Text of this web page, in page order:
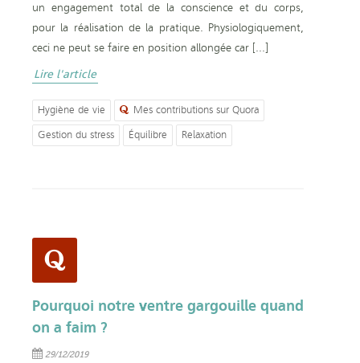
un engagement total de la conscience et du corps,
pour la réalisation de la pratique. Physiologiquement,
ceci ne peut se faire en position allongée car [...]
Lire l'article
Hygiène de vie
Mes contributions sur Quora
Gestion du stress
Équilibre Relaxation
Pourquoi notre ventre gargouille quand
on a faim ?
29/12/2019